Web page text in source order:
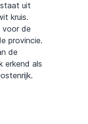
uit
kruis.
voor de
provincie.
de
erkend als